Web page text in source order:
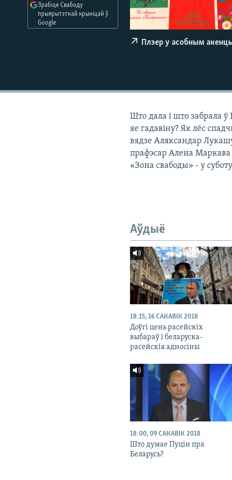
КАЛЯНДАР
НА ХВАЛЯХ СВАБОДЫ
Плэер у асобным
Зрабіце Свабоду
прыярытэтнай крыніцай ў
Google
Што дала і што забрала ў
яе гадавіну? Як лёс
вядзе Аляксандар
прафэсар Алена Маркава
«Зона свабоды» - у
Аўдыё
18:15, 16 САКАВІК 2018
Доўгі цень расейскіх
выбараў і беларуска-
расейскія адносіны
18:00, 09 САКАВІК 2018
Што думае Пуцін пра
Беларусь?